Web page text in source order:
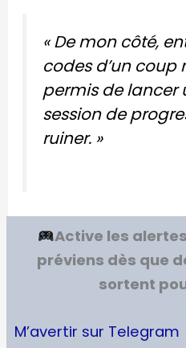
« De mon côté,
codes d’un coup
permis de lancer
session de
ruiner. »
Active les
préviens dès que
sortent
M’avertir sur Telegram